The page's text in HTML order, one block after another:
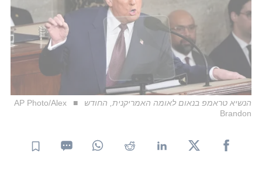
הנשיא טראמפ בנאום לאומה האמריקנית, החודש
AP Photo/Alex
Brandon